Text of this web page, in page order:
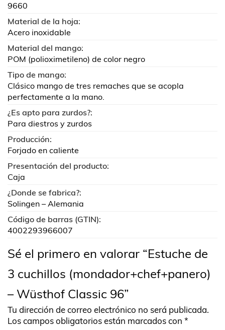
9660
Material de la hoja:
Acero inoxidable
Material del mango:
POM (polioximetileno) de color negro
Tipo de mango:
Clásico mango de tres remaches que se acopla
perfectamente a la mano.
¿Es apto para zurdos?:
Para diestros y zurdos
Producción:
Forjado en caliente
Presentación del producto:
Caja
¿Donde se fabrica?:
Solingen – Alemania
Código de barras (GTIN):
4002293966007
Sé el primero en valorar “Estuche de
3 cuchillos (mondador+chef+panero)
– Wüsthof Classic 96”
Tu dirección de correo electrónico no será publicada.
Los campos obligatorios están marcados con *